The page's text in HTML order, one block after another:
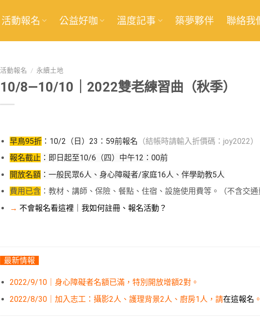
活動報名 公益好咖 溫度記事 築夢夥伴 聯絡我
活動報名 / 永續土地
10/8—10/10｜2022雙老練習曲（秋季）
早鳥95折 ：10/2（日）23：59前報名 （結帳時請輸入折價碼：joy2022）
報名截止 ：即日起至10/6（四）中午12 ：00前
開放名額 ：一般民眾6人、身心障礙者/家庭16人、伴學助教5人
費用已含 ：教材、講師、保險、餐點、住宿、設施使用費等。（不含交
→ 不會報名看這裡｜我如何註冊、報名活動？
最新情報
2022/9/10｜身心障礙者名額已滿，特別開放增額2對。
2022/8/30｜加入志工：攝影2人、護理背景2人、廚房1人，請在這報名